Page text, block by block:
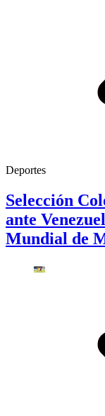
Deportes
Selección
ante
Mundial de